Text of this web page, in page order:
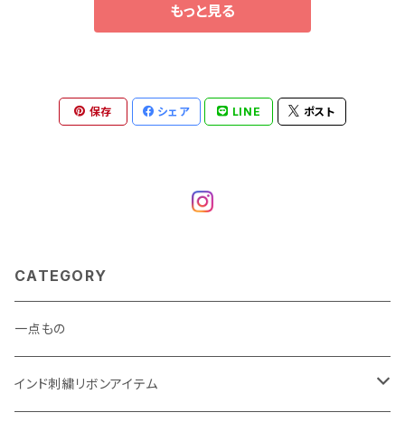
もっと見る
保存 シェア LINE ポスト
CATEGORY
一点もの
インド刺繍リボンアイテム